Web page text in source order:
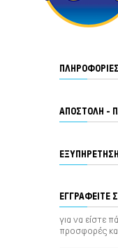
ΠΛΗΡΟΦΟΡΙΕΣ
ΑΠΟΣΤΟΛΗ -
ΕΓΓΡΑΦΕΊΤΕ
για να είστε
προσφορές